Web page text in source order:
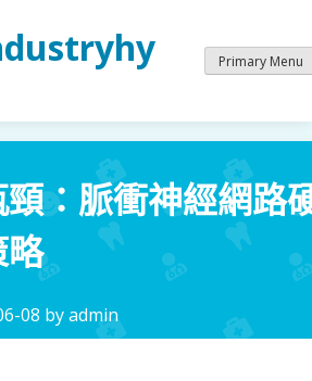
Primary Menu
：脈衝神經網路
08 byadmin